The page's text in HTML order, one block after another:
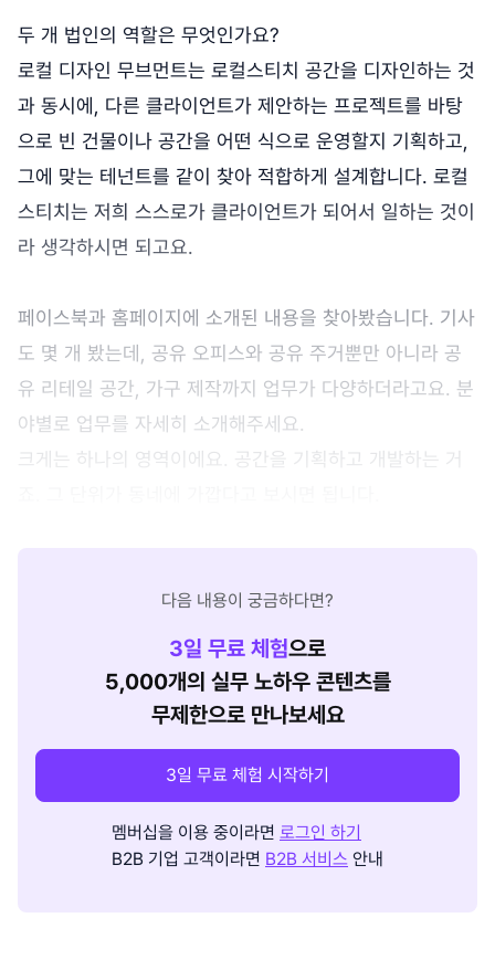
두 개 법인의 역할은 무엇인가요?
로컬 디자인 무브먼트는 로컬스티치 공간을 디자인하는 것
과 동시에, 다른 클라이언트가 제안하는 프로젝트를 바탕
으로 빈 건물이나 공간을 어떤 식으로 운영할지 기획하고,
그에 맞는 테넌트를 같이 찾아 적합하게 설계합니다. 로컬
스티치는 저희 스스로가 클라이언트가 되어서 일하는 것이
라 생각하시면 되고요.
페이스북과 홈페이지에 소개된 내용을 찾아봤습니다. 기사
도 몇 개 봤는데, 공유 오피스와 공유 주거뿐만 아니라 공
유 리테일 공간, 가구 제작까지 업무가 다양하더라고요. 분
야별로 업무를 자세히 소개해주세요.
크게는 하나의 영역이에요. 공간을 기획하고 개발하는 거
다음 내용이 궁금하다면?
3일 무료 체험으로
5,000개의 실무 노하우 콘텐츠를
무제한으로 만나보세요
3일 무료 체험 시작하기
멤버십을 이용 중이라면 로그인 하기
B2B 기업 고객이라면 B2B 서비스 안내